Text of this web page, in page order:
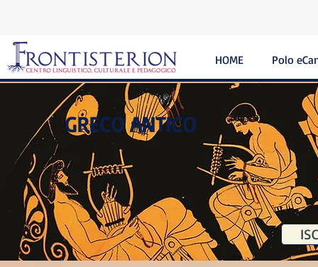
HOME Polo
GRECO ANTICO